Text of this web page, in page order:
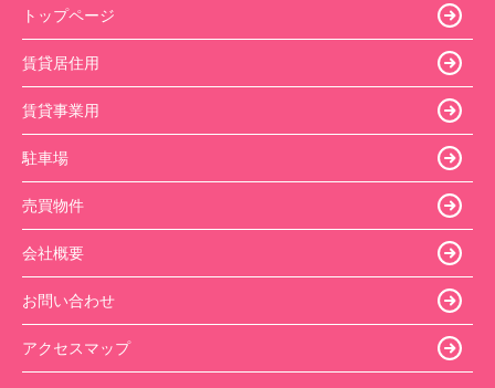
トップページ
賃貸居住用
賃貸事業用
駐車場
売買物件
会社概要
お問い合わせ
アクセスマップ